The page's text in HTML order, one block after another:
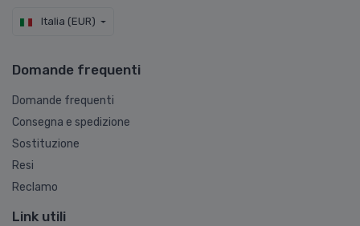
Italia (EUR)
Domande frequenti
Domande frequenti
Consegna e spedizione
Sostituzione
Resi
Reclamo
Link utili